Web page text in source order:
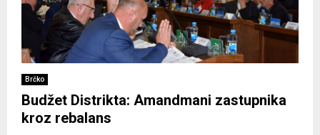
Brčko
Budžet Distrikta: Amandmani zastupnika
kroz rebalans